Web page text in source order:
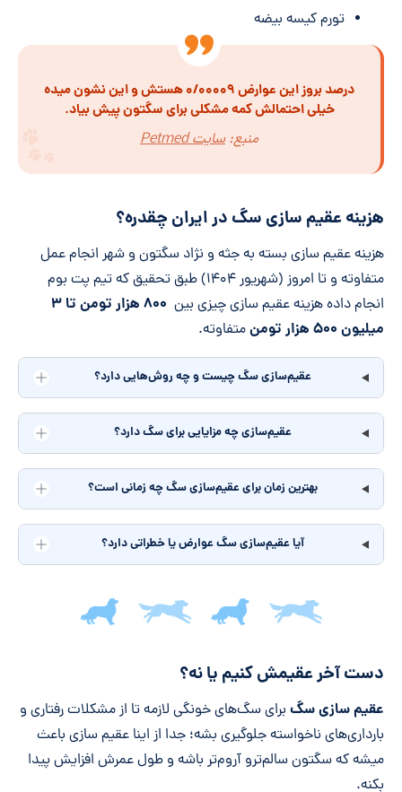
تورم کیسه بیضه
درصد بروز این عوارض ۰/۰۰۰۰۹ هستش و این نشون میده
خیلی احتمالش کمه مشکلی برای سگتون پیش بیاد.
منبع: سایت Petmed
هزینه عقیم سازی سگ در ایران چقدره؟
هزینه عقیم سازی بسته به جثه و نژاد سگتون و شهر انجام عمل
متفاوته و تا امروز (شهریور ۱۴۰۴) طبق تحقیق که تیم پت بوم
انجام داده هزینه عقیم سازی چیزی بین
۸۰۰ هزار تومن تا ۳
میلیون ۵۰۰ هزار تومن
متفاوته.
عقیم‌سازی سگ چیست و چه روش‌هایی دارد؟
عقیم‌سازی چه مزایایی برای سگ دارد؟
بهترین زمان برای عقیم‌سازی سگ چه زمانی است؟
آیا عقیم‌سازی سگ عوارض یا خطراتی دارد؟
جمع‌بندی مقاله
دست آخر عقیمش کنیم یا نه؟
عقیم سازی سگ برای سگ‌های خونگی لازمه تا از مشکلات رفتاری و
بارداری‌های ناخواسته جلوگیری بشه؛ جدا از اینا عقیم سازی باعث
میشه که سگتون سالم‌ترو آروم‌تر باشه و طول عمرش افزایش پیدا
بکنه.